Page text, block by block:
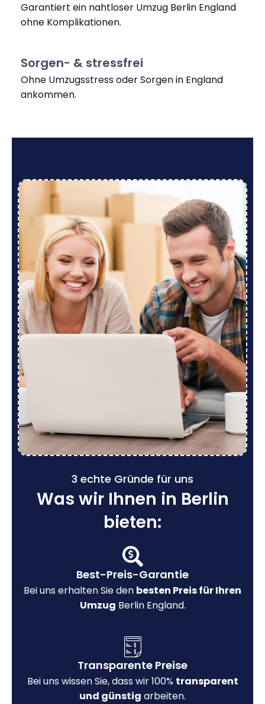
Garantiert ein nahtloser Umzug Berlin England
ohne Komplikationen.
Sorgen- & stressfrei
Ohne Umzugsstress oder Sorgen in England
ankommen.
3 echte Gründe für uns
Was wir Ihnen in Berlin
bieten:
Best-Preis-Garantie
Bei uns erhalten Sie den besten Preis für Ihren
Umzug Berlin England.
Transparente Preise
Bei uns wissen Sie, dass wir 100% transparent
und günstig arbeiten.